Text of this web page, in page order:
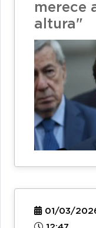
merece
altura"
01/03/